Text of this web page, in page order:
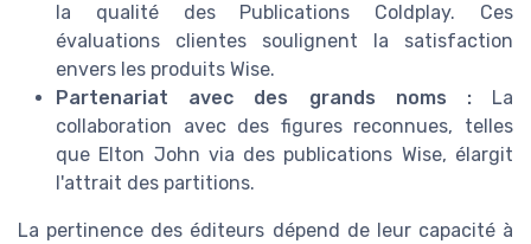
la qualité des Publications Coldplay. Ces
évaluations clientes soulignent la satisfaction
envers les produits Wise.
Partenariat avec des grands noms :La
collaboration avec des figures reconnues, telles
que Elton John via des publications Wise, élargit
l'attrait des partitions.
La pertinence des éditeurs dépend de leur capacité à